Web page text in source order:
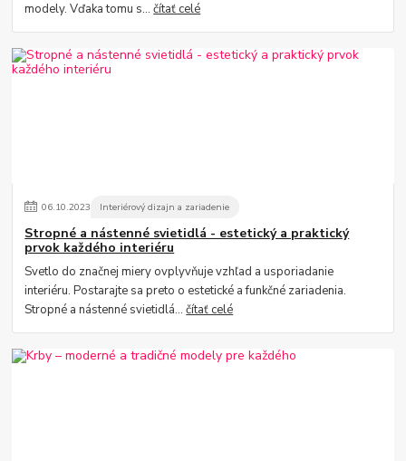
modely. Vďaka tomu s...čítať celé
06.10.2023 Interiérový dizajn a zariadenie
Stropné a nástenné svietidlá - estetický a praktický
prvok každého interiéru
Svetlo do značnej miery ovplyvňuje vzhľad a usporiadanie
interiéru. Postarajte sa preto o estetické a funkčné zariadenia.
Stropné a nástenné svietidlá...čítať celé